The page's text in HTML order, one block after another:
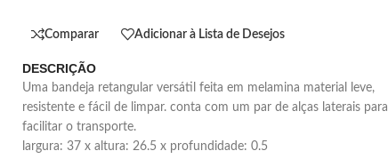
Comparar Adicionar à Lista de Desejos
DESCRIÇÃO
uma bandeja retangular versátil feita em melamina material leve,
resistente e fácil de limpar. conta com um par de alças laterais para
facilitar o transporte.
largura: 37 x altura: 26.5 x profundidade: 0.5